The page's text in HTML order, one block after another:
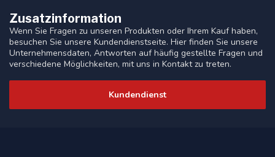
Zusatzinformation
Wenn Sie Fragen zu unseren Produkten oder Ihrem Kauf haben,
besuchen Sie unsere Kundendienstseite. Hier finden Sie unsere
Unternehmensdaten, Antworten auf häufig gestellte Fragen und
verschiedene Möglichkeiten, mit uns in Kontakt zu treten.
Kundendienst